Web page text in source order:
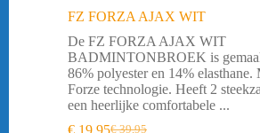
FZ FORZA AJAX WIT
De FZ FORZA AJAX WIT
BADMINTONBROEK is
86% polyester en 14% elasthane.
Forze technologie. Heeft 2
een heerlijke comfortabele ...
€39,95
€ 19,95